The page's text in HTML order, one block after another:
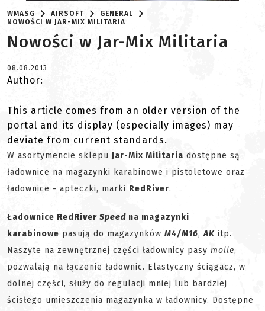
WMASG AIRSOFT
GENERAL
NOWOŚCI W JAR-MIX MILITARIA
Nowości w Jar-Mix Militaria
08.08.2013
Author:
This article comes from an older version of the
portal and its display (especially images) may
deviate from current standards.
W asortymencie sklepu Jar-Mix Militaria dostępne są
ładownice na magazynki karabinowe i pistoletowe oraz
ładownice - apteczki, marki RedRiver.
Ładownice RedRiver Speed na magazynki
karabinowe pasują do magazynków M4/M16,AK itp.
Naszyte na zewnętrznej części ładownicy pasy molle,
pozwalają na łączenie ładownic. Elastyczny ściągacz, w
dolnej części, służy do regulacji mniej lub bardziej
ścisłego umieszczenia magazynka w ładownicy. Dostępne